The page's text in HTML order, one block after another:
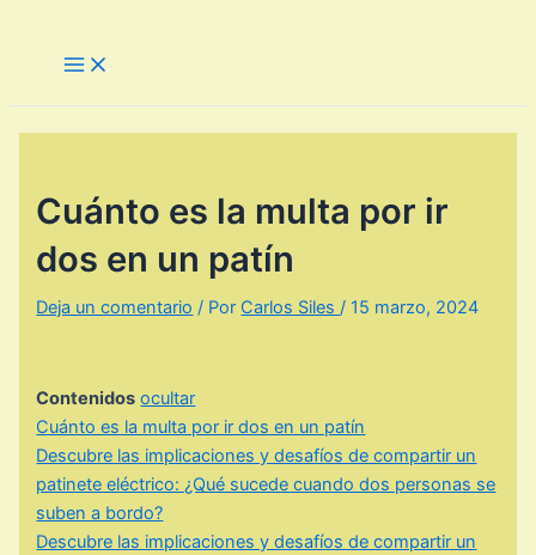
Main
Menu
Cuánto es la multa por ir
dos en un patín
Deja un comentario / Por Carlos Siles/15 marzo, 2024
Contenidos ocultar
Cuánto es la multa por ir dos en un patín
Descubre las implicaciones y desafíos de compartir un
patinete eléctrico: ¿Qué sucede cuando dos personas se
suben a bordo?
Descubre las implicaciones y desafíos de compartir un